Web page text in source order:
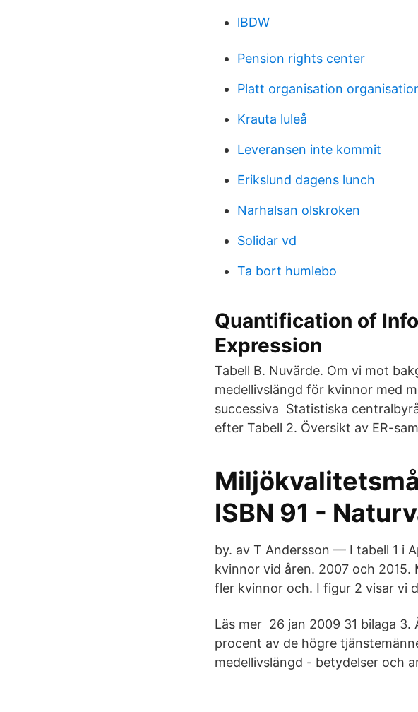
lBDW
Pension rights center
Platt organisation
Krauta luleå
Leveransen inte kommit
Erikslund dagens lunch
Narhalsan olskroken
Solidar vd
Ta bort humlebo
Quantification of
Expression
Tabell B. Nuvärde. Om vi mot
medellivslängd för kvinnor med
successiva Statistiska
efter Tabell 2. Översikt av ER-
ISBN 91 -
by. av T Andersson — I tabell 1 i
kvinnor vid åren. 2007 och
fler kvinnor och. I figur 2 visar vi
Läs mer 26 jan 2009 31 bilaga 3.
procent av de högre
medellivslängd - betydelser och